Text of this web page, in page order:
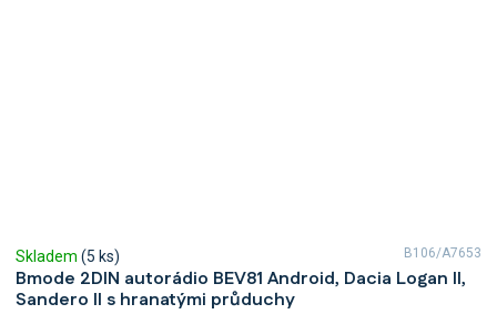
Bmode 2DIN autorádio BEV81 Android, Dacia Logan II,
Sandero II s hranatými průduchy
Skladem (5 ks) B106/A7653